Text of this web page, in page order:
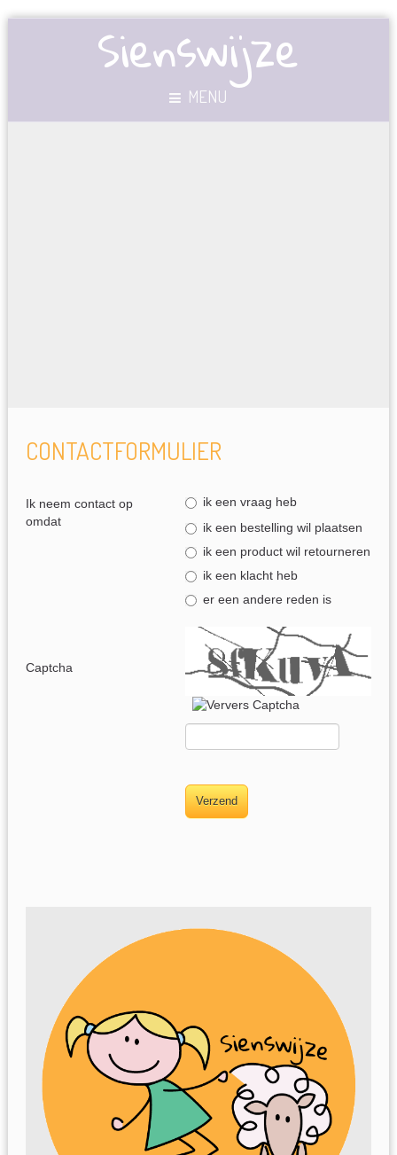
Sienswijze
MENU
CONTACTFORMULIER
Ik neem contact op
omdat
ik een vraag heb
ik een bestelling wil plaatsen
ik een product wil retourneren
ik een klacht heb
er een andere reden is
Captcha